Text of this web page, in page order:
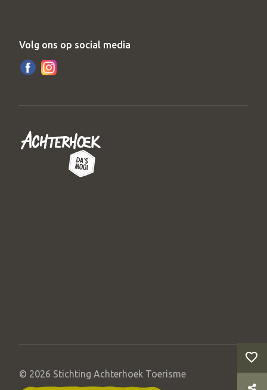
Volg ons op social media
© 2026 Stichting Achterhoek Toerisme